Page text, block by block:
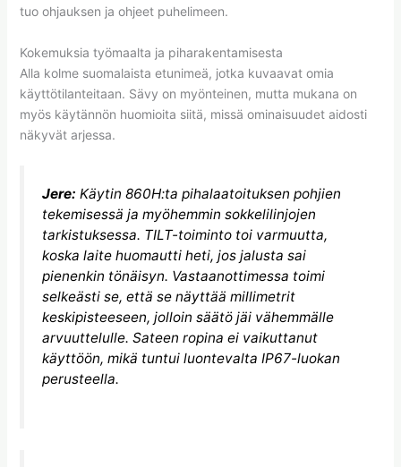
tuo ohjauksen ja ohjeet puhelimeen.
Kokemuksia työmaalta ja piharakentamisesta
Alla kolme suomalaista etunimeä, jotka kuvaavat omia
käyttötilanteitaan. Sävy on myönteinen, mutta mukana on
myös käytännön huomioita siitä, missä ominaisuudet aidosti
näkyvät arjessa.
Jere: Käytin 860H:ta pihalaatoituksen pohjien
tekemisessä ja myöhemmin sokkelilinjojen
tarkistuksessa. TILT-toiminto toi varmuutta,
koska laite huomautti heti, jos jalusta sai
pienenkin tönäisyn. Vastaanottimessa toimi
selkeästi se, että se näyttää millimetrit
keskipisteeseen, jolloin säätö jäi vähemmälle
arvuuttelulle. Sateen ropina ei vaikuttanut
käyttöön, mikä tuntui luontevalta IP67-luokan
perusteella.